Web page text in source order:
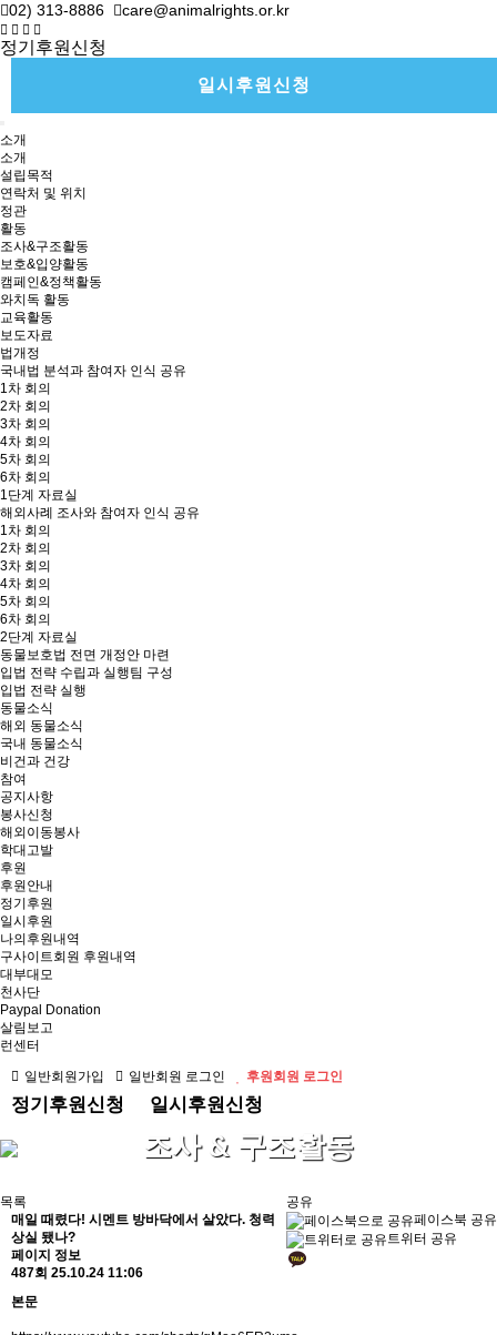
02) 313-8886 care@animalrights.or.kr
정기후원신청
일시후원신청
소개
소개
설립목적
연락처 및 위치
정관
활동
조사&구조활동
보호&입양활동
캠페인&정책활동
와치독 활동
교육활동
보도자료
법개정
국내법 분석과 참여자 인식 공유
1차 회의
2차 회의
3차 회의
4차 회의
5차 회의
6차 회의
1단계 자료실
해외사례 조사와 참여자 인식 공유
1차 회의
2차 회의
3차 회의
4차 회의
5차 회의
6차 회의
2단계 자료실
동물보호법 전면 개정안 마련
입법 전략 수립과 실행팀 구성
입법 전략 실행
동물소식
해외 동물소식
국내 동물소식
비건과 건강
참여
공지사항
봉사신청
해외이동봉사
학대고발
후원
후원안내
정기후원
일시후원
나의후원내역
구사이트회원 후원내역
대부대모
천사단
Paypal Donation
살림보고
런센터
일반회원가입
일반회원 로그인 후원회원 로그인
정기후원신청 일시후원신청
조사 & 구조활동
공유
페이스북 공유
트위터 공유
목록
매일 때렸다! 시멘트 방바닥에서 살았다. 청력
상실 됐나?
페이지 정보
487회 25.10.24 11:06
본문